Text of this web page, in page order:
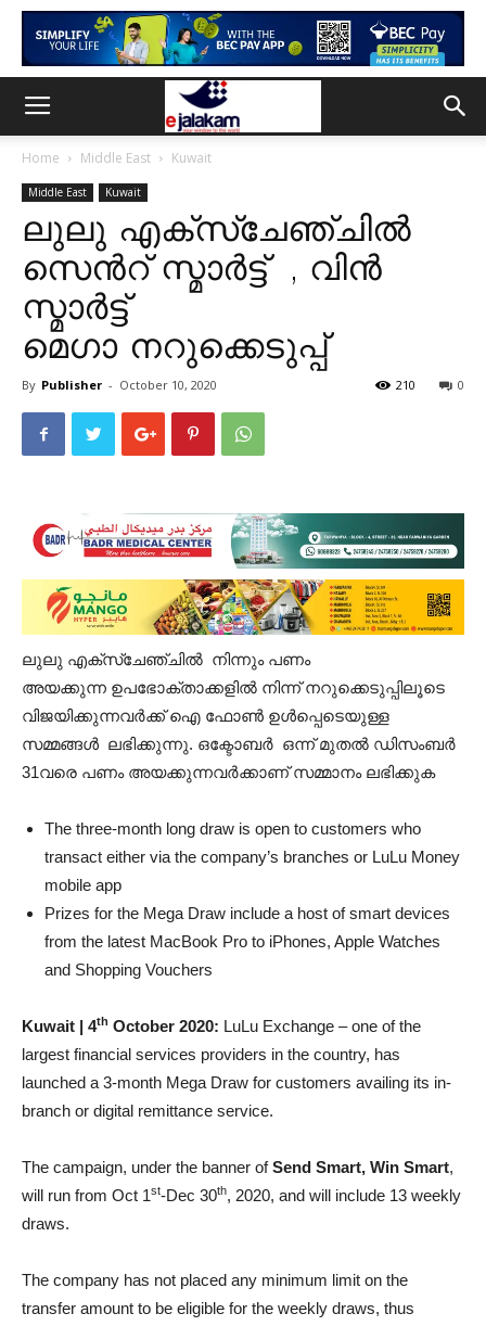
Home Middle East Kuwait
Middle East Kuwait
ലുലു എക്സ്‌ചേഞ്ചിൽ
സെൻറ് സ്മാർട്ട് , വിൻ
സ്മാർട്ട്
മെഗാ നറുക്കെടുപ്പ്
By Publisher - October 10, 2020 0
210
ലുലു എക്സ്‌ചേഞ്ചിൽ നിന്നും പണം
അയക്കുന്ന ഉപഭോക്താക്കളിൽ നിന്ന് നറുക്കെടുപ്പിലൂടെ
വിജയിക്കുന്നവർക്ക് ഐ ഫോൺ ഉൾപ്പെടെയുള്ള
സമ്മങ്ങൾ ലഭിക്കുന്നു. ഒക്ടോബർ ഒന്ന് മുതൽ ഡിസംബർ
31വരെ പണം അയക്കുന്നവർക്കാണ് സമ്മാനം ലഭിക്കുക
The three-month long draw is open to customers who
transact either via the company’s branches or LuLu Money
mobile app
Prizes for the Mega Draw include a host of smart devices
from the latest MacBook Pro to iPhones, Apple Watches
and Shopping Vouchers
Kuwait | 4th October 2020: LuLu Exchange – one of the
largest financial services providers in the country, has
launched a 3-month Mega Draw for customers availing its in-
branch or digital remittance service.
The campaign, under the banner ofSend Smart, Win Smart,
will run from Oct 1st-Dec 30th, 2020, and will include 13 weekly
draws.
The company has not placed any minimum limit on the
transfer amount to be eligible for the weekly draws, thus